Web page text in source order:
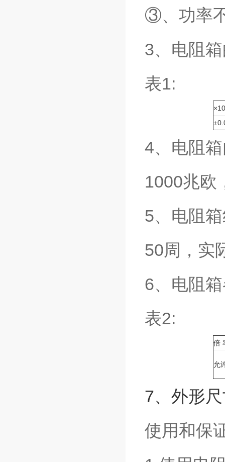
③、功率
3、电阻
表1:
4、电阻
1000兆欧
5、电阻
50周，实
6、电阻
表2:
倍
允
7、外形
使用和保